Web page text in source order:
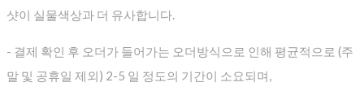
샷이 실물색상과 더 유사합니다.
- 결제 확인 후 오더가 들어가는 오더방식으로 인해 평균적으로 (주
말 및 공휴일 제외) 2-5 일 정도의 기간이 소요되며,